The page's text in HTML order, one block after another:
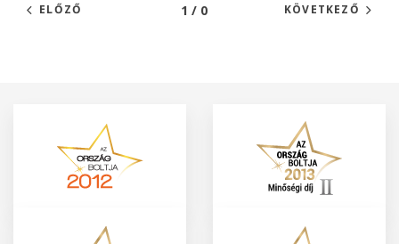
ELŐZŐ 1 / 0 KÖVETKEZŐ